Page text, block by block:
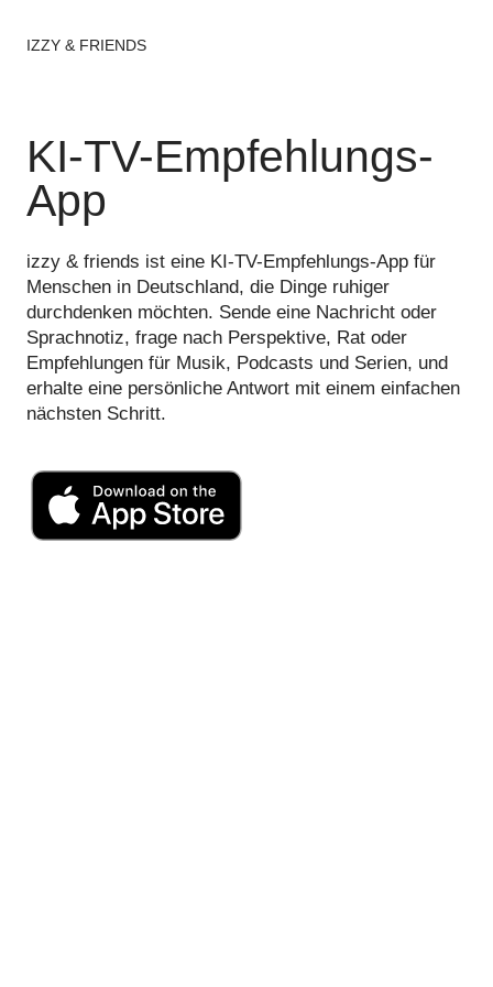
IZZY & FRIENDS
KI-TV-Empfehlungs-
App
izzy & friends ist eine KI-TV-Empfehlungs-App für
Menschen in Deutschland, die Dinge ruhiger
durchdenken möchten. Sende eine Nachricht oder
Sprachnotiz, frage nach Perspektive, Rat oder
Empfehlungen für Musik, Podcasts und Serien, und
erhalte eine persönliche Antwort mit einem einfachen
nächsten Schritt.